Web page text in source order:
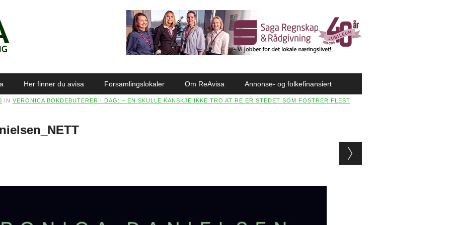
Her finner du avisa Forsamlingslokaler Om ReAvisa Annonse- og folkefinansiert
IN VERONICA BOKDEBUTERER I DAG: – EN SKULLE KANSKJE IKKE TRO AT RE ER STEDET SOM FOSTRER FLEST